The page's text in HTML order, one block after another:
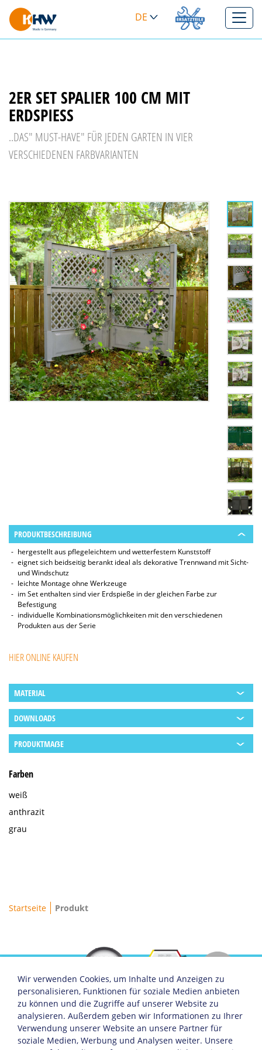
DE>
2ER SET SPALIER 100 CM MIT
ERDSPIESS
..DAS" MUST-HAVE" FÜR JEDEN GARTEN IN VIER
VERSCHIEDENEN FARBVARIANTEN
PRODUKTBESCHREIBUNG
hergestellt aus pflegeleichtem und wetterfestem Kunststoff
eignet sich beidseitig berankt ideal als dekorative Trennwand mit Sicht-
und Windschutz
leichte Montage ohne Werkzeuge
im Set enthalten sind vier Erdspieße in der gleichen Farbe zur
Befestigung
individuelle Kombinationsmöglichkeiten mit den verschiedenen
Produkten aus der Serie
HIER ONLINE KAUFEN
MATERIAL
DOWNLOADS
PRODUKTMAẞE
Farben
weiß
anthrazit
grau
Brotkrumenpfad
Startseite Produkt
Servicemenü
Unternehmen
Über KHW
Offene Stellen
Soziale Medien
Facebook
Instagram
Wir verwenden Cookies, um Inhalte und Anzeigen zu
personalisieren, Funktionen für soziale Medien anbieten
zu können und die Zugriffe auf unserer Website zu
analysieren. Außerdem geben wir Informationen zu Ihrer
Verwendung unserer Website an unsere Partner für
soziale Medien, Werbung und Analysen weiter. Unsere